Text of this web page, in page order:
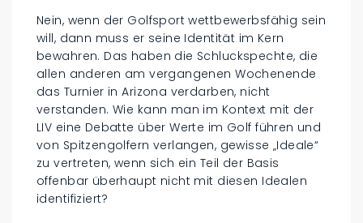
Nein, wenn der Golfsport wettbewerbsfähig sein
will, dann muss er seine Identität im Kern
bewahren. Das haben die Schluckspechte, die
allen anderen am vergangenen Wochenende
das Turnier in Arizona verdarben, nicht
verstanden. Wie kann man im Kontext mit der
LIV eine Debatte über Werte im Golf führen und
von Spitzengolfern verlangen, gewisse „Ideale“
zu vertreten, wenn sich ein Teil der Basis
offenbar überhaupt nicht mit diesen Idealen
identifiziert?